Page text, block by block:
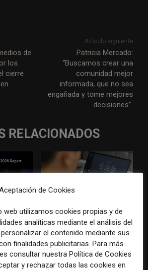
de
los
cierre
Artículo siguiente
Patricia Mercado:
“Buscamos crear una
comunidad mejor
informada, que no sea
engañada y tome mejores
decisiones”
RELACIONADOS
de los
pérdida
de
Veinte ejemplos de uso de la
IA en redacciones, productos
y negocios periodísticos
de Cookies
web utilizamos cookies propias y de
analíticas mediante el análisis del
el contenido mediante sus
finalidades publicitarias. Para más
consultar nuestra Política de Cookies
y rechazar todas las cookies en